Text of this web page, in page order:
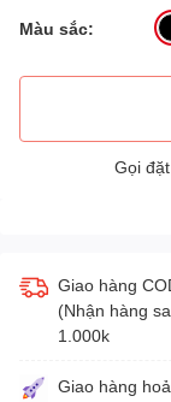
Màu sắc:
Gọi
Giao hàng
(Nhận hàng
1.000k
Giao hàng